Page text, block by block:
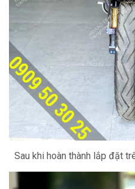
Sau khi hoàn thành lắp đặt